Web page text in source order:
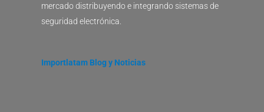
mercado distribuyendo e integrando sistemas de
seguridad electrónica.
Importlatam Blog y Noticias